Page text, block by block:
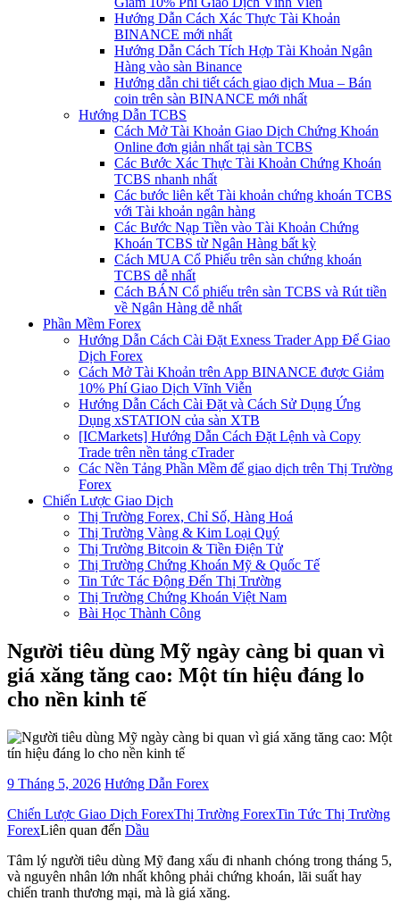
Hướng Dẫn Cách Xác Thực Tài Khoản
BINANCE mới nhất
Hướng Dẫn Cách Tích Hợp Tài Khoản Ngân
Hàng vào sàn Binance
Hướng dẫn chi tiết cách giao dịch Mua – Bán
coin trên sàn BINANCE mới nhất
Hướng Dẫn TCBS
Cách Mở Tài Khoản Giao Dịch Chứng Khoán
Online đơn giản nhất tại sàn TCBS
Các Bước Xác Thực Tài Khoản Chứng Khoán
TCBS nhanh nhất
Các bước liên kết Tài khoản chứng khoán TCBS
với Tài khoản ngân hàng
Các Bước Nạp Tiền vào Tài Khoản Chứng
Khoán TCBS từ Ngân Hàng bất kỳ
Cách MUA Cổ Phiếu trên sàn chứng khoán
TCBS dễ nhất
Cách BÁN Cổ phiếu trên sàn TCBS và Rút tiền
về Ngân Hàng dễ nhất
Phần Mềm Forex
Hướng Dẫn Cách Cài Đặt Exness Trader App Để Giao
Dịch Forex
Cách Mở Tài Khoản trên App BINANCE được Giảm
10% Phí Giao Dịch Vĩnh Viễn
Hướng Dẫn Cách Cài Đặt và Cách Sử Dụng Ứng
Dụng xSTATION của sàn XTB
[ICMarkets] Hướng Dẫn Cách Đặt Lệnh và Copy
Trade trên nền tảng cTrader
Các Nền Tảng Phần Mềm để giao dịch trên Thị Trường
Forex
Chiến Lược Giao Dịch
Thị Trường Forex, Chỉ Số, Hàng Hoá
Thị Trường Vàng & Kim Loại Quý
Thị Trường Bitcoin & Tiền Điện Tử
Thị Trường Chứng Khoán Mỹ & Quốc Tế
Tin Tức Tác Động Đến Thị Trường
Thị Trường Chứng Khoán Việt Nam
Bài Học Thành Công
Người tiêu dùng Mỹ ngày càng bi quan vì
giá xăng tăng cao: Một tín hiệu đáng lo
cho nền kinh tế
9 Tháng 5, 2026 Hướng Dẫn Forex
Categories
Chiến Lược Giao Dịch ForexThị Trường ForexTin Tức Thị Trường
ForexLiên quan đến Dầu
Tâm lý người tiêu dùng Mỹ đang xấu đi nhanh chóng trong tháng 5,
và nguyên nhân lớn nhất không phải chứng khoán, lãi suất hay
chiến tranh thương mại, mà là giá xăng.